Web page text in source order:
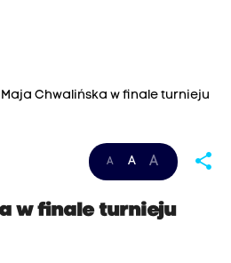
Maja Chwalińska w finale turnieju
A A A share
w finale turnieju